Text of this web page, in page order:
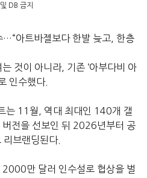
DB 금지
아트바젤보다 한발 늦고, 한층
것이 아니라, 기존 ‘아부다비 아
인수했다.
는 11월, 역대 최대인 140개 갤
버전을 선보인 뒤 2026년부터 공
리브랜딩된다.
만 달러 인수설로 협상을 벌